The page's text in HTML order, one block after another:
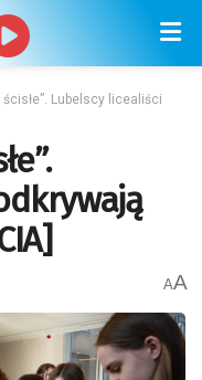
Lubelscy licealiści
AA